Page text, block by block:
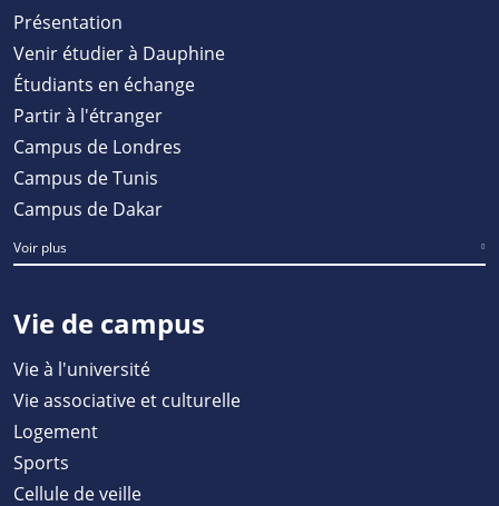
Présentation
Venir étudier à Dauphine
Étudiants en échange
Partir à l'étranger
Campus de Londres
Campus de Tunis
Campus de Dakar
Voir plus
Vie de campus
Vie à l'université
Vie associative et culturelle
Logement
Sports
Cellule de veille